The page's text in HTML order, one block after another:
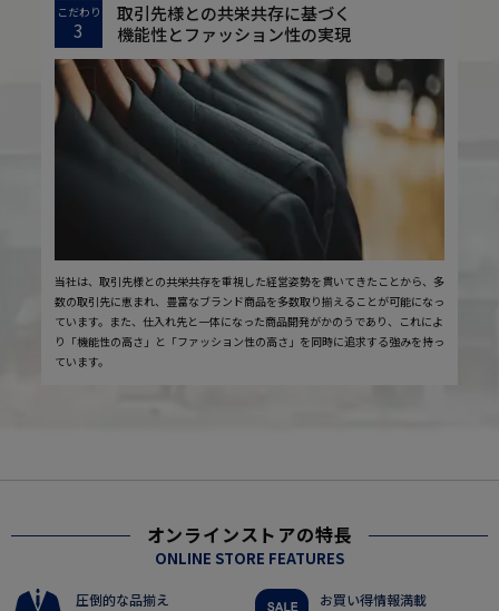
こだわり
3
取引先様との共栄共存に基づく
機能性とファッション性の実現
当社は、取引先様との共栄共存を重視した経営姿勢を貫いてきたことから、多
数の取引先に恵まれ、豊富なブランド商品を多数取り揃えることが可能になっ
ています。また、仕入れ先と一体になった商品開発がかのうであり、これによ
り「機能性の高さ」と「ファッション性の高さ」を同時に追求する強みを持っ
ています。
オンラインストアの特長
ONLINE STORE FEATURES
圧倒的な品揃え お買い得情報満載